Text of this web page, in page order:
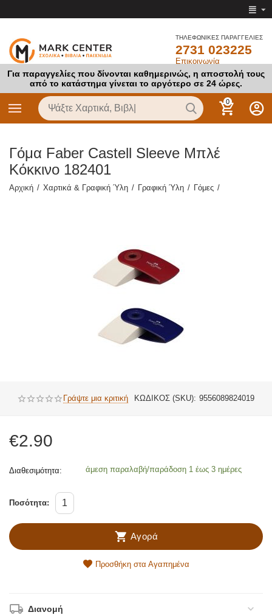
ΤΗΛΕΦΩΝΙΚΕΣ ΠΑΡΑΓΓΕΛΙΕΣ
2731 023225
Επικοινωνία
Για παραγγελίες που δίνονται καθημερινώς, η αποστολή τους
από το κατάστημα γίνεται το αργότερο σε 24 ώρες.
0
Γόμα Faber Castell Sleeve Μπλέ
Κόκκινο 182401
Αρχική / Χαρτικά & Γραφική Ύλη / Γραφική Ύλη / Γόμες /
Γράψτε μια κριτική ΚΩΔΙΚΟΣ (SKU): 9556089824019
€2.90
Διαθεσιμότητα: άμεση παραλαβή/παράδοση 1 έως 3 ημέρες
Ποσότητα:
Αγορά
Προσθήκη στα Αγαπημένα
Διανομή